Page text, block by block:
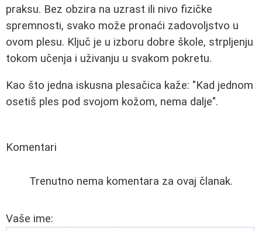
praksu. Bez obzira na uzrast ili nivo fizičke
spremnosti, svako može pronaći zadovoljstvo u
ovom plesu. Ključ je u izboru dobre škole, strpljenju
tokom učenja i uživanju u svakom pokretu.
Kao što jedna iskusna plesačica kaže: "Kad jednom
osetiš ples pod svojom kožom, nema dalje".
Komentari
Trenutno nema komentara za ovaj članak.
Vaše ime: